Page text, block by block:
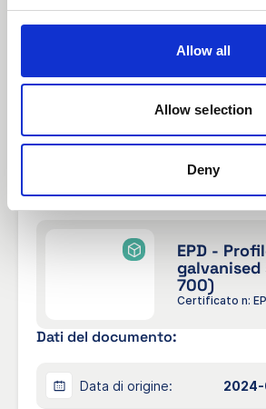
Allow all
Allow selection
Deny
on the average results of
“Products covered by the
Visualizza / Scarica
EPD -
galvanised
700)
Certificato n:
Dati del documento:
Data di origine: